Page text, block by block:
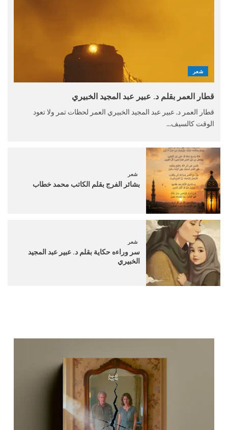
شعر
قطار العمر بقلم د. عبير عبد المجيد الخبيري
قطار العمر د. عبير عبد المجيد الخبيري العمر لحظات تمر ولا تعود
الوقت كالسيف...
شعر
بشائر الفرج بقلم الكاتب محمد خطاب
شعر
سر وراءه حكاية بقلم د. عبير عبد المجيد
الخبيري